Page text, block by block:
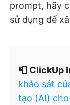
prompt, hãy
sử dụng để
📮 ClickUp
khảo sát
tạo (AI)